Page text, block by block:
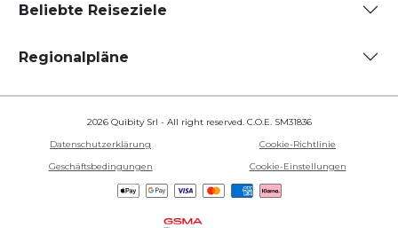
Beliebte Reiseziele
Regionalpläne
2026 Quibity Srl - All right reserved. C.O.E. SM31836
Datenschutzerklärung
Cookie-Richtlinie
Geschäftsbedingungen
Cookie-Einstellungen